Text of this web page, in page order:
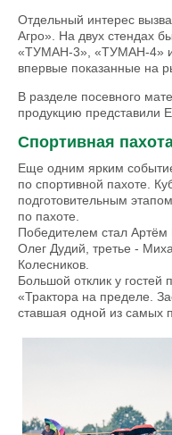
Отдельный интерес
Агро». На двух стендах
«ТУМАН-3», «ТУМАН-4»
впервые показанные на
В разделе посевного
продукцию представили
Спортивная
Еще одним ярким
по спортивной пахоте.
подготовительным
по пахоте.
Победителем стал Артём
Олег Дудий, третье -
Колесников.
Большой отклик у гостей
«Трактора на пределе.
ставшая одной из самых